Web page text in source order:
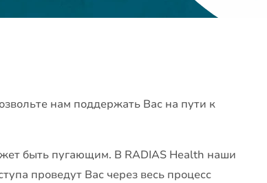
нам поддержать Вас на пути к
быть пугающим. В RADIAS Health наши
проведут Вас через весь процесс